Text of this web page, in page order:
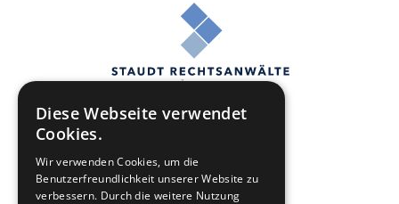
Online Casino Geld zurück
Diese Webseite verwendet
Cookies.
Wir verwenden Cookies, um die
Benutzerfreundlichkeit unserer Website zu
verbessern. Durch die weitere Nutzung